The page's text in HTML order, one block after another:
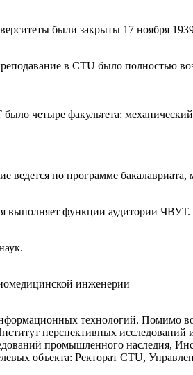
были закрыты 17 ноября
в CTU было полностью
четыре факультета:
ведется по программе
выполняет функции аудитории ЧВУТ.
инженерии
технологий. Помимо
перспективных
промышленного наследия,
объекта: Ректорат CTU,